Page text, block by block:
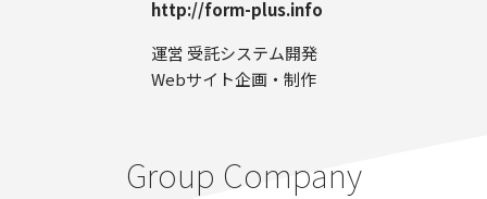
http://form-plus.info
運営 受託システム開発
Webサイト企画・制作
Group Company